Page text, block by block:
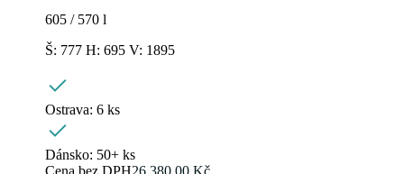
605 / 570 l
Š: 777 H: 695 V: 1895
Ostrava: 6 ks
Dánsko: 50+ ks
Cena bez DPH26.380,00 Kč